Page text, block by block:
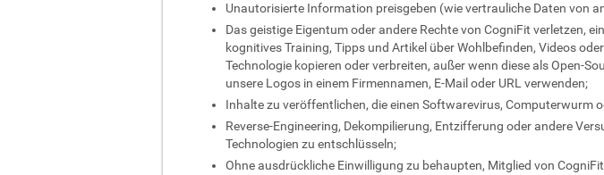
Unautorisierte Information preisgeben (wie vertrauliche Daten von
Das geistige Eigentum oder andere Rechte von CogniFit verletzen,
kognitives Training, Tipps und Artikel über Wohlbefinden, Videos
Technologie kopieren oder verbreiten, außer wenn diese als Open-
unsere Logos in einem Firmennamen, E-Mail oder URL verwenden;
Inhalte zu veröffentlichen, die einen Softwarevirus, Computerwurm
Reverse-Engineering, Dekompilierung, Entzifferung oder andere
Technologien zu entschlüsseln;
Ohne ausdrückliche Einwilligung zu behaupten, Mitglied von